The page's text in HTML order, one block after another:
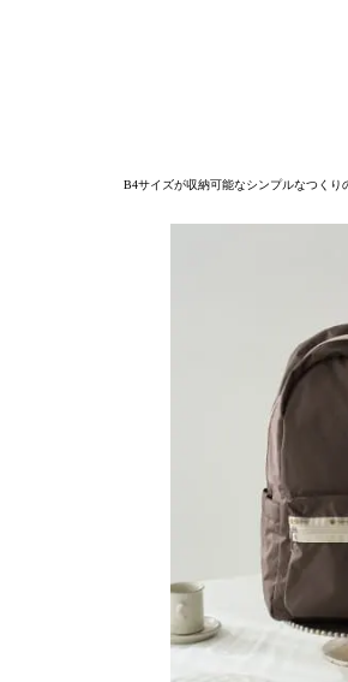
B4サイズが収納可能なシンプルなつく